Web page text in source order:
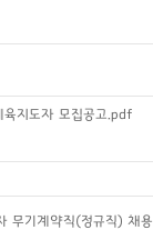
지도자 모집공고.pdf
무기계약직(정규직) 채